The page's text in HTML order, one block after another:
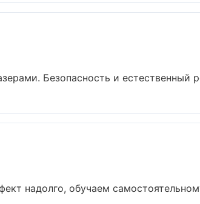
Безопасность и естественный
надолго, обучаем